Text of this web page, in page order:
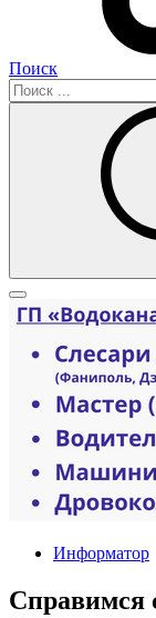
Поиск
Информатор
Справимся